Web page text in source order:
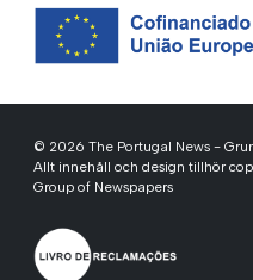
© 2026 The Portugal News -
Allt innehåll och design tillhör
Group of Newspapers